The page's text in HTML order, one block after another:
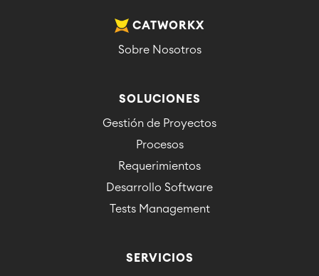
CATWORKX
Sobre Nosotros
SOLUCIONES
Gestión de Proyectos
Procesos
Requerimientos
Desarrollo Software
Tests Management
SERVICIOS